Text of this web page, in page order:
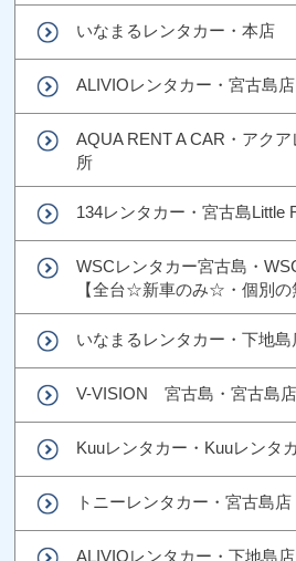
いなまるレンタカー・本店
ALIVIOレンタカー・宮古島店
AQUA RENT A CAR・アク
所
134レンタカー・宮古島Little
WSCレンタカー宮古島・
【全台☆新車のみ☆・個別の
いなまるレンタカー・下地島
V-VISION 宮古島・宮古島店
Kuuレンタカー・Kuuレンタ
トニーレンタカー・宮古島店
ALIVIOレンタカー・下地島店